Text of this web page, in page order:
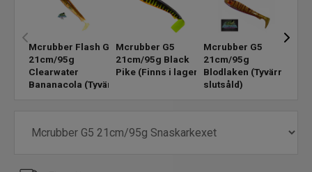
Havsfiske
Trollingbeten
Mcrubber Flash G5
21cm/95g
Clearwater
Bananacola (Tyvärr
Mcrubber G5
21cm/95g Black
Pike (Finns i lager)
Mcrubber G5
21cm/95g
Blodlaken (Tyvärr
slutsåld)